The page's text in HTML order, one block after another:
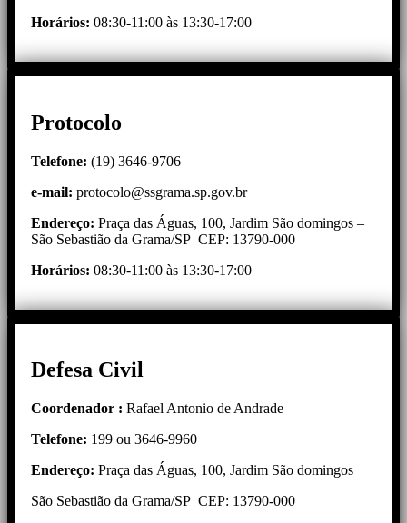
Horários: 08:30-11:00 às 13:30-17:00
Protocolo
Telefone: (19) 3646-9706
e-mail: protocolo@ssgrama.sp.gov.br
Endereço: Praça das Águas, 100, Jardim São domingos –
São Sebastião da Grama/SP CEP: 13790-000
Horários: 08:30-11:00 às 13:30-17:00
Defesa Civil
Coordenador : Rafael Antonio de Andrade
Telefone: 199 ou 3646-9960
Endereço: Praça das Águas, 100, Jardim São domingos
São Sebastião da Grama/SP CEP: 13790-000